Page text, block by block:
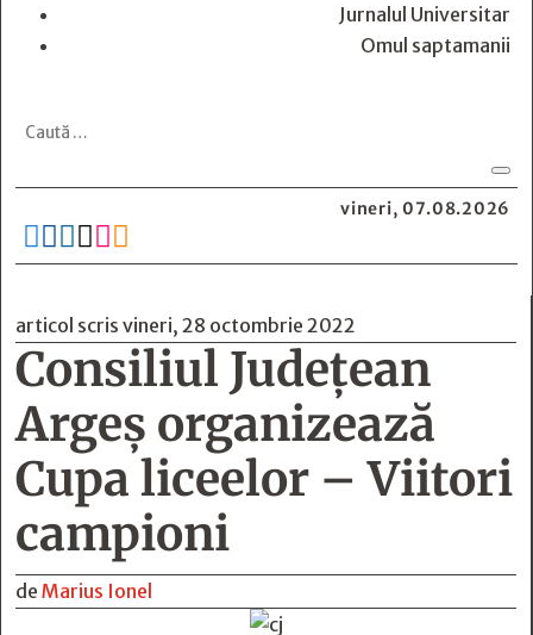
Jurnalul Universitar
Omul saptamanii
vineri, 07.08.2026
     
articol scris vineri, 28 octombrie 2022
Consiliul Județean
Argeș organizează
Cupa liceelor – Viitori
campioni
de Marius Ionel